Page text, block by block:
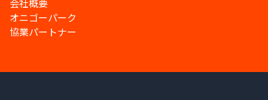
会社概要
オニゴーパーク
協業パートナー